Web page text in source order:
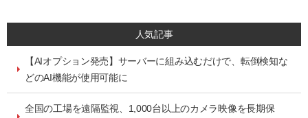
人気記事
【AIオプション発売】サーバーに組み込むだけで、転倒検知な
どのAI機能が使用可能に
全国の工場を遠隔監視、1,000台以上のカメラ映像を長期保